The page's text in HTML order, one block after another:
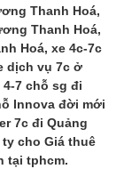
Thanh Hoá,
Thanh Hoá,
Hoá, xe 4c-7c
dịch vụ 7c ở
7 chỗ sg đi
Innova đời mới
7c đi Quảng
cho Giá thuê
tại tphcm.